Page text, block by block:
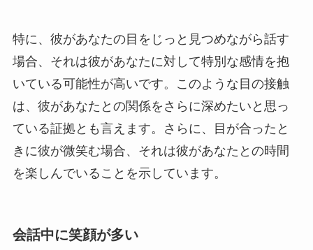
特に、彼があなたの目をじっと見つめながら話す
場合、それは彼があなたに対して特別な感情を抱
いている可能性が高いです。このような目の接触
は、彼があなたとの関係をさらに深めたいと思っ
ている証拠とも言えます。さらに、目が合ったと
きに彼が微笑む場合、それは彼があなたとの時間
を楽しんでいることを示しています。
会話中に笑顔が多い